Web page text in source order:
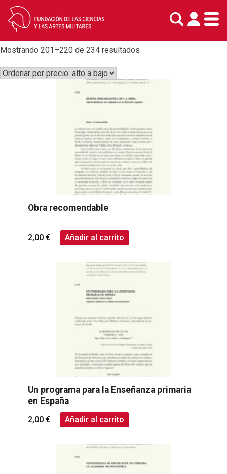
Skip
Libros
Mostrando 201–220 de 234 resultados
alto
bajo
Obra recomendable
2,00 € Añadir al carrito
Un programa para la Enseñanza primaria
en España
2,00 € Añadir al carrito